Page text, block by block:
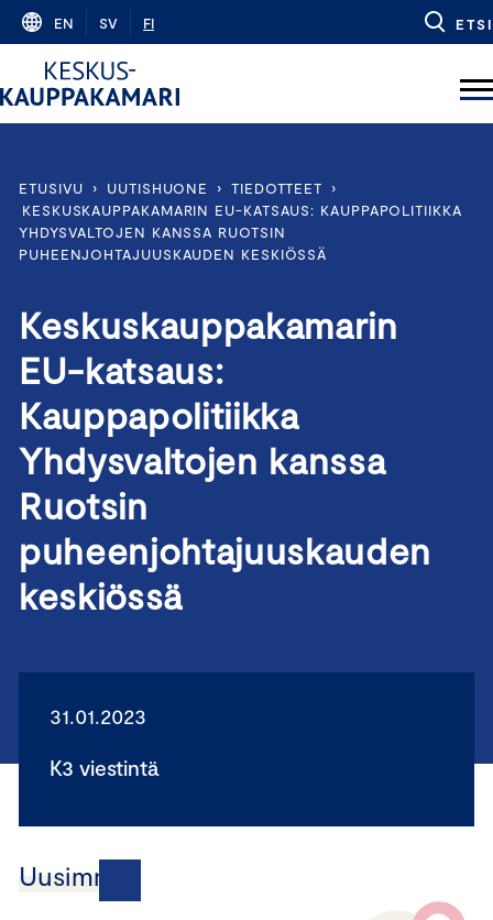
Skip
content
EN SV FI ETSI
ETUSIVU › UUTISHUONE › TIEDOTTEET
›
KESKUSKAUPPAKAMARIN EU-KATSAUS: KAUPPAPOLITIIKKA
YHDYSVALTOJEN KANSSA RUOTSIN
PUHEENJOHTAJUUSKAUDEN KESKIÖSSÄ
Keskuskauppakamarin
EU-katsaus:
Kauppapolitiikka
Yhdysvaltojen kanssa
Ruotsin
puheenjohtajuuskauden
keskiössä
31.01.2023
K3 viestintä
Uusimmat